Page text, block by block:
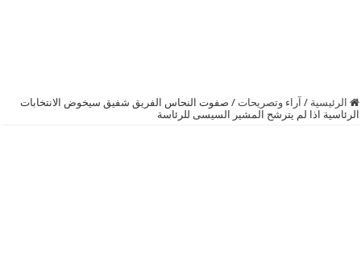
الرئيسية / آراء وتصريحات / صفوت النحاس الفريق شفيق سيخوض الانتخابات
الرئاسية اذا لم يترشح المشير السيسى للرئاسة